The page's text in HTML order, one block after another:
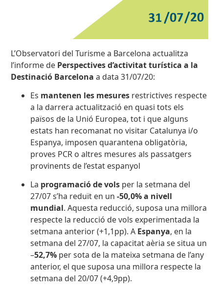
L’Observatori del Turisme a Barcelona actualitza
l’informe de Perspectives d’activitat turística a la
Destinació Barcelonaa data 31/07/20:
Es mantenen les mesures restrictives respecte
a la darrera actualització en quasi tots els
països de la Unió Europea, tot i que alguns
estats han recomanat no visitar Catalunya i/o
Espanya, imposen quarantena obligatòria,
proves PCR o altres mesures als passatgers
provinents de l’estat espanyol
La programació de vols per la setmana del
27/07 s’ha reduït en un-50,0% a nivell
mundial. Aquesta reducció, suposa una millora
respecte la reducció de vols experimentada la
setmana anterior (+1,1pp). A Espanya, en la
setmana del 27/07, la capacitat aèria se situa un
–52,7% per sota de la mateixa setmana de l’any
anterior, el que suposa una millora respecte la
setmana del 20/07 (+4,9pp).